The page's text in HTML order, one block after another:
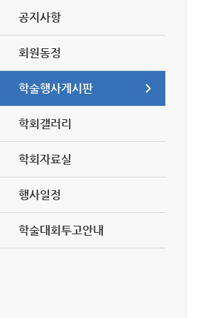
공지사항
회원동정
학술행사게시판
학회갤러리
학회자료실
행사일정
학술대회투고안내